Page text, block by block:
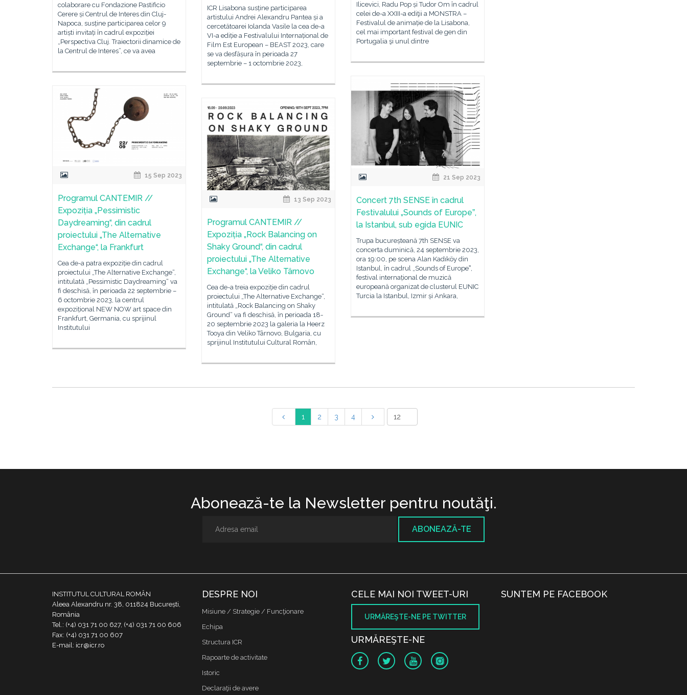
Ilicevici, Radu Pop și Tudor Om în cadrul
celei de-a XXIII-a ediţii a MONSTRA –
Festivalul de animație de la Lisabona,
cel mai important festival de gen din
Portugalia şi unul dintre
colaborare cu Fondazione Pastificio
Cerere și Centrul de Interes din Cluj-
Napoca, susține participarea celor 9
artiști invitați în cadrul expoziției
„Perspectiva Cluj. Traiectorii dinamice de
la Centrul de Interes”, ce va avea
ICR Lisabona susține participarea
artistului Andrei Alexandru Pantea și a
cercetătoarei Iolanda Vasile la cea de-a
VI-a ediție a Festivalului Internațional de
Film Est European – BEAST 2023, care
se va desfășura în perioada 27
septembrie – 1 octombrie 2023,
21 Sep 2023
Concert 7th SENSE în cadrul
Festivalului „Sounds of Europeˮ,
la Istanbul, sub egida EUNIC
Trupa bucureșteană 7th SENSE va
concerta duminică, 24 septembrie 2023,
ora 19:00, pe scena Alan Kadıköy din
Istanbul, în cadrul „Sounds of Europeˮ,
festival internațional de muzică
europeană organizat de clusterul EUNIC
Turcia la Istanbul, Izmir și Ankara,
15 Sep 2023
Programul CANTEMIR //
Expoziția „Pessimistic
Daydreaming“, din cadrul
proiectului „The Alternative
Exchange“, la Frankfurt
Cea de-a patra expoziție din cadrul
proiectului „The Alternative Exchange“,
intitulată „Pessimistic Daydreaming“ va
fi deschisă, în perioada 22 septembrie –
6 octombrie 2023, la centrul
expozițional NEW NOW art space din
Frankfurt, Germania, cu sprijinul
Institutului
13 Sep 2023
Programul CANTEMIR //
Expoziția „Rock Balancing on
Shaky Ground“, din cadrul
proiectului „The Alternative
Exchange“, la Veliko Târnovo
Cea de-a treia expoziție din cadrul
proiectului „The Alternative Exchange“,
intitulată „Rock Balancing on Shaky
Ground“ va fi deschisă, în perioada 18-
20 septembrie 2023 la galeria la Heerz
Tooya din Veliko Târnovo, Bulgaria, cu
sprijinul Institutului Cultural Român,
1 2 3 4
Abonează-te la Newsletter pentru noutăţi.
ABONEAZĂ-TE
INSTITUTUL CULTURAL ROMÂN
Aleea Alexandru nr. 38, 011824 București,
România
Tel.: (+4) 031 71 00 627, (+4) 031 71 00 606
Fax: (+4) 031 71 00 607
E-mail: icr@icr.ro
DESPRE NOI
Misiune / Strategie / Funcţionare
Echipa
Structura ICR
Rapoarte de activitate
Istoric
Declaraţii de avere
CELE MAI NOI TWEET-URI
URMĂREŞTE-NE PE TWITTER
URMĂREŞTE-NE
SUNTEM PE FACEBOOK